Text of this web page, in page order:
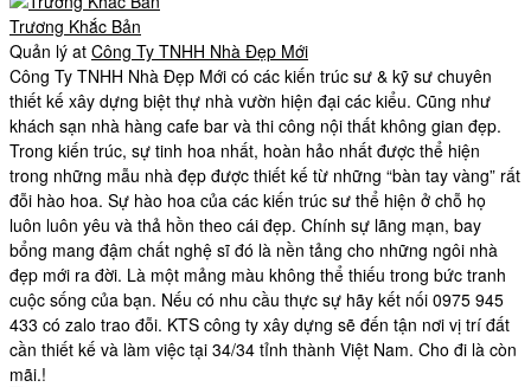
Trương Khắc Bản
Quản lý at Công Ty TNHH Nhà Đẹp Mới
Công Ty TNHH Nhà Đẹp Mới có các kiến trúc sư & kỹ sư chuyên
thiết kế xây dựng biệt thự nhà vườn hiện đại các kiểu. Cũng như
khách sạn nhà hàng cafe bar và thi công nội thất không gian đẹp.
Trong kiến trúc, sự tinh hoa nhất, hoàn hảo nhất được thể hiện
trong những mẫu nhà đẹp được thiết kế từ những “bàn tay vàng” rất
đỗi hào hoa. Sự hào hoa của các kiến trúc sư thể hiện ở chỗ họ
luôn luôn yêu và thả hồn theo cái đẹp. Chính sự lãng mạn, bay
bổng mang đậm chất nghệ sĩ đó là nền tảng cho những ngôi nhà
đẹp mới ra đời. Là một mảng màu không thể thiếu trong bức tranh
cuộc sống của bạn. Nếu có nhu cầu thực sự hãy kết nối 0975 945
433 có zalo trao đỗi. KTS công ty xây dựng sẽ đến tận nơi vị trí đất
cần thiết kế và làm việc tại 34/34 tỉnh thành Việt Nam. Cho đi là còn
mãi.!